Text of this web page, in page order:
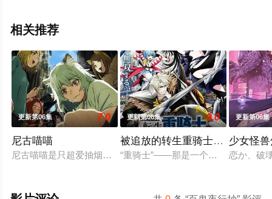
相关推荐
更新第06集 7.0
尼古喵喵
尼古喵喵是只超爱抽烟的废物兽人！因为缺乏伦理与卫生观念
更新第06集 9.0
被追放的转生重骑士用游戏知识
“重骑士”——那是一个以防御为主，
更新第06集
少女怪
恋か、破